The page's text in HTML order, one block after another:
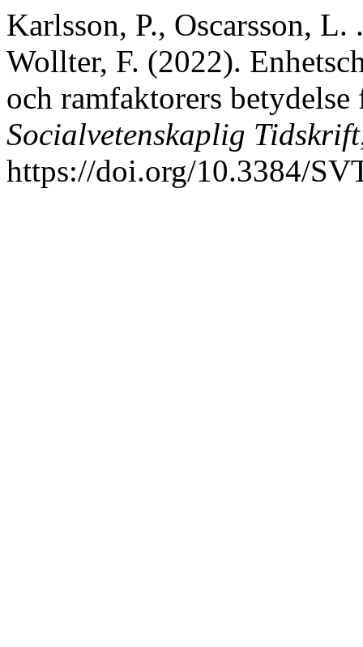
Karlsson, P., Oscarsson,
Wollter, F. (2022).
och ramfaktorers
Socialvetenskaplig Tidskrift
https://doi.org/10.3384/